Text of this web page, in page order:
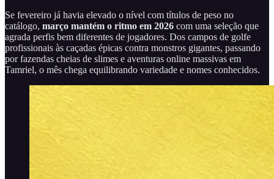
Se fevereiro já havia elevado o nível com títulos de peso no
catálogo, março mantém o ritmo em 2026 com uma seleção que
agrada perfis bem diferentes de jogadores. Dos campos de golfe
profissionais às caçadas épicas contra monstros gigantes, passando
por fazendas cheias de slimes e aventuras online massivas em
Tamriel, o mês chega equilibrando variedade e nomes conhecidos.